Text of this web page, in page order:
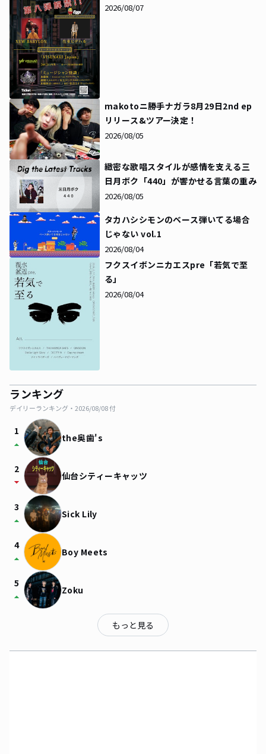
決定！同時にタイムテーブルも解禁に
2026/08/07
makotoニ勝手ナガラ8月29日2nd ep
リリース&ツアー決定！
2026/08/05
緻密な歌唱スタイルが感情を支える――三
日月ボク「440」が響かせる言葉の重み
2026/08/05
タカハシシモンのベース弾いてる場合
じゃない vol.1
2026/08/04
フクスイボンニカエスpre「若気で至
る」
2026/08/04
ランキング
デイリーランキング・ 2026/08/08付
1
arrow_drop_up the奥歯's
2
arrow_drop_down 仙台シティーキャッツ
3
arrow_drop_up Sick Lily
4
arrow_drop_up Boy Meets
5
arrow_drop_up Zoku
もっと見る